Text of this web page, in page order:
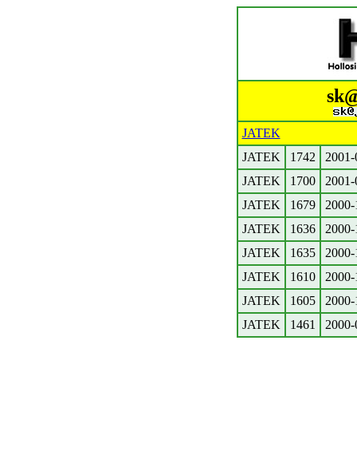
JATEK
JATEK
1742
JATEK
1700
JATEK
1679
JATEK
1636
JATEK
1635
JATEK
1610
JATEK
1605
JATEK
1461